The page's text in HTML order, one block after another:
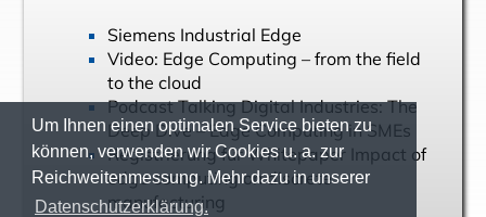
Um Ihnen einen optimalen Service bieten zu
können, verwenden wir Cookies u. a. zur
Reichweitenmessung. Mehr dazu in unserer
Datenschutzerklärung.
Siemens Industrial Edge
Video: Edge Computing – from the field
to the cloud
Podcast Talking Digital Industries: The
Deep Dive – Edge Computing in SMEs
Registrierung für Whitepaper Impact of
edge computing on discrete
manufacturing